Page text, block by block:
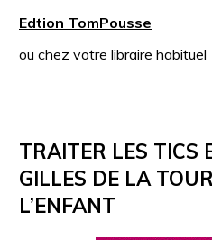
Edtion TomPousse
ou chez votre libraire habituel
TRAITER LES TICS
GILLES DE LA
L’ENFANT